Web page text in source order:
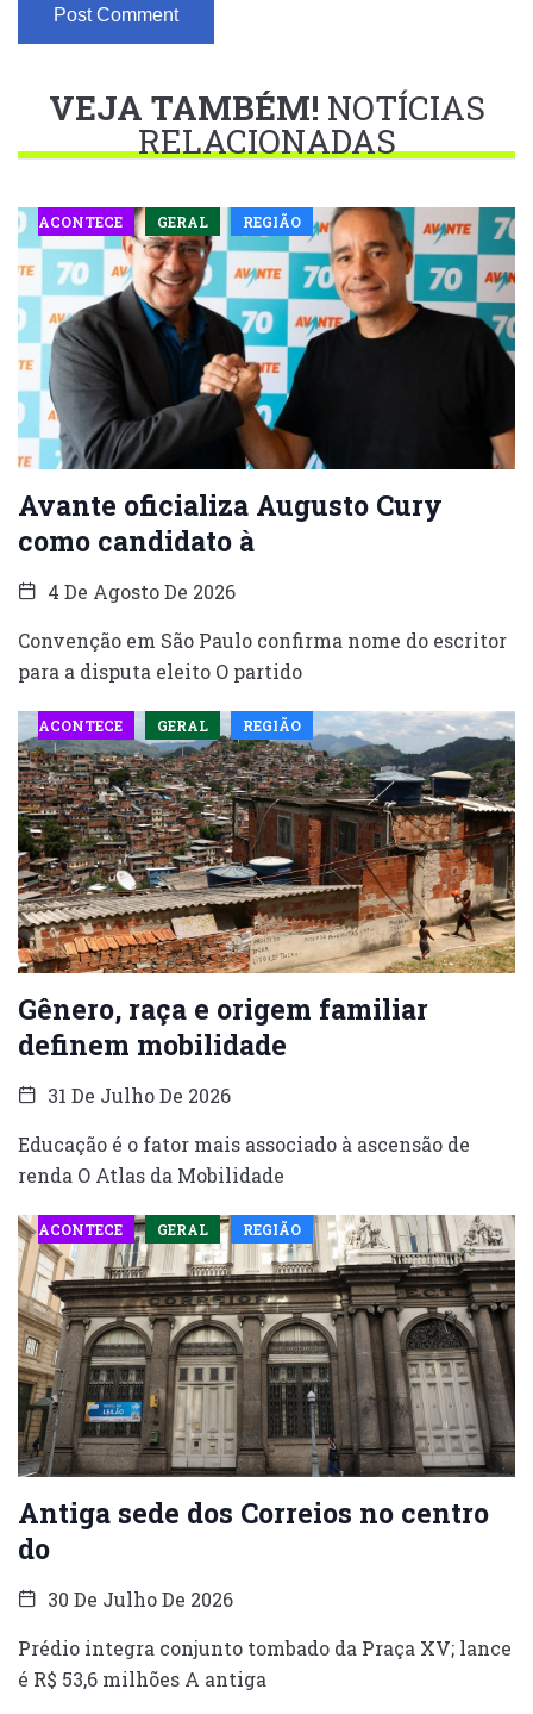
VEJA TAMBÉM! NOTÍCIAS
RELACIONADAS
ACONTECE GERAL REGIÃO
Avante oficializa Augusto Cury
como candidato à
4 De Agosto De 2026
Convenção em São Paulo confirma nome do escritor
para a disputa eleito O partido
ACONTECE GERAL REGIÃO
Gênero, raça e origem familiar
definem mobilidade
31 De Julho De 2026
Educação é o fator mais associado à ascensão de
renda O Atlas da Mobilidade
ACONTECE GERAL REGIÃO
Antiga sede dos Correios no centro
do
30 De Julho De 2026
Prédio integra conjunto tombado da Praça XV; lance
é R$ 53,6 milhões A antiga